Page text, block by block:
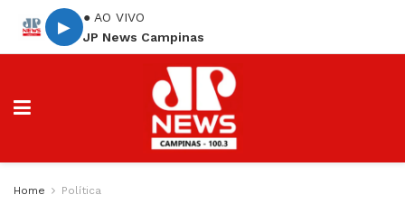
▶
● AO VIVO
JP News Campinas
Home Política